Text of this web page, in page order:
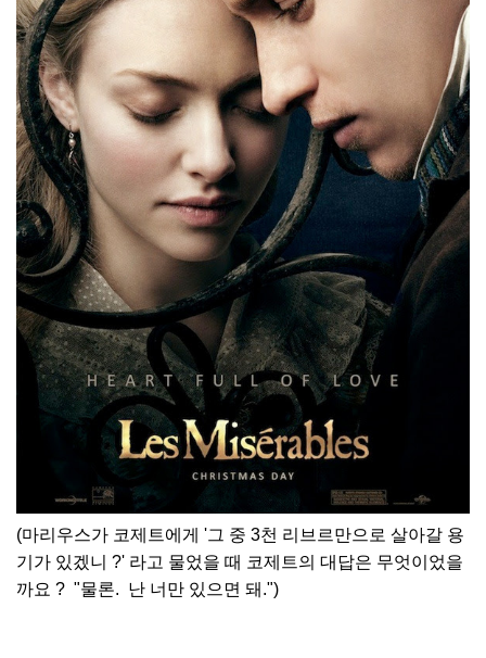
(마리우스가 코제트에게 '그 중 3천 리브르만으로 살아갈 용
기가 있겠니 ?' 라고 물었을 때 코제트의 대답은 무엇이었을
까요 ? "물론. 난 너만 있으면 돼.")